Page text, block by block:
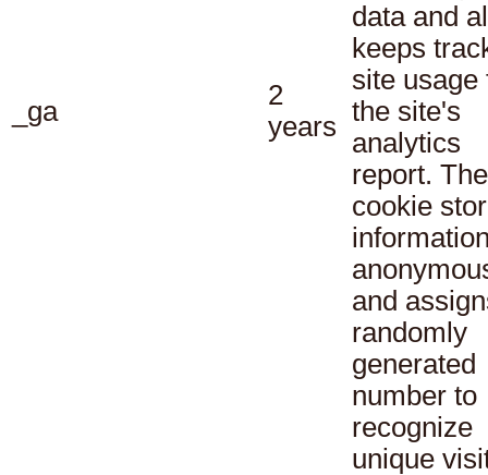
_ga
2
years
data and
keeps
site usage
the site's
analytics
report. The
cookie
and
randomly
generated
number to
recognize
unique